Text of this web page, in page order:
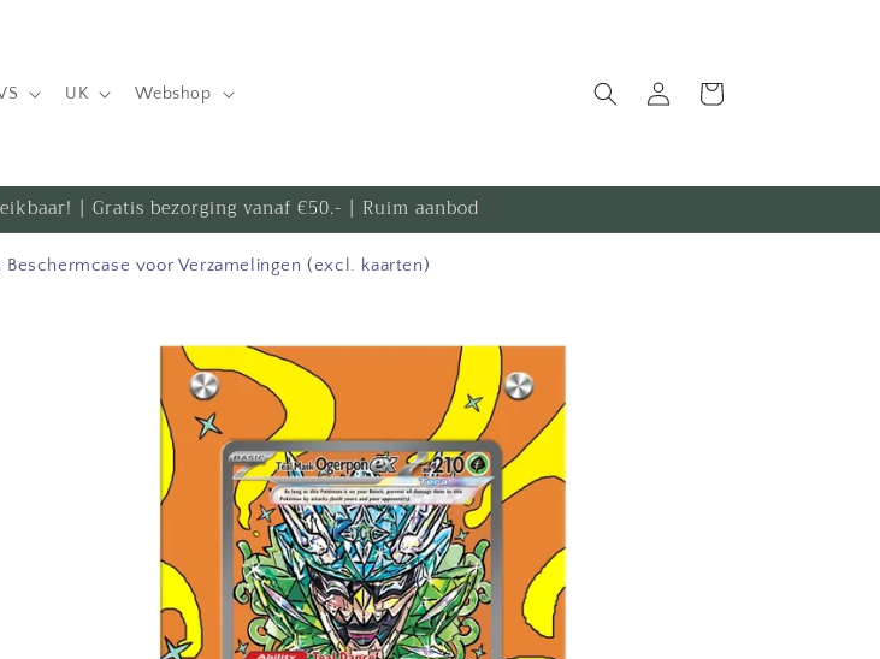
UK Webshop InloggenWinkelwagen
| Gratis bezorging vanaf €50.- | Ruim aanbod
Beschermcase voor Verzamelingen (excl. kaarten)